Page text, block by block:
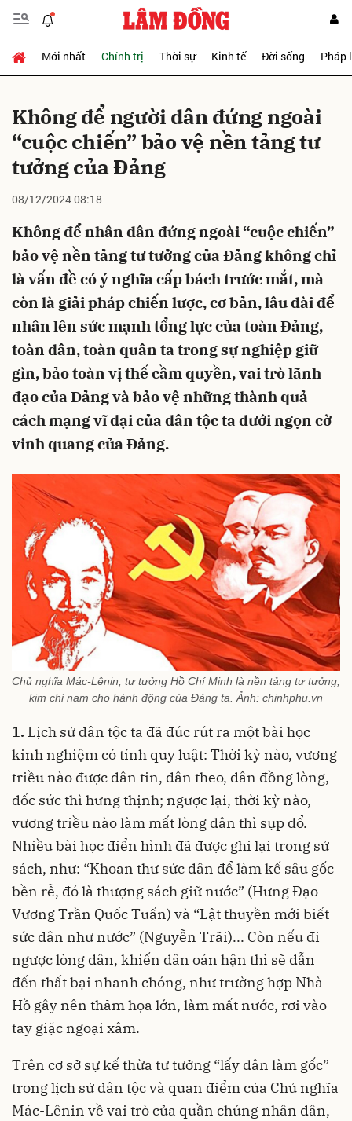
Mới nhất Chính trị Thời sự Kinh tế Đời sống Pháp
Không để người dân đứng ngoài
“cuộc chiến” bảo vệ nền tảng tư
tưởng của Đảng
08/12/2024 08:18
Không để nhân dân đứng ngoài “cuộc chiến”
bảo vệ nền tảng tư tưởng của Đảng không chỉ
là vấn đề có ý nghĩa cấp bách trước mắt, mà
còn là giải pháp chiến lược, cơ bản, lâu dài để
nhân lên sức mạnh tổng lực của toàn Đảng,
toàn dân, toàn quân ta trong sự nghiệp giữ
gìn, bảo toàn vị thế cầm quyền, vai trò lãnh
đạo của Đảng và bảo vệ những thành quả
cách mạng vĩ đại của dân tộc ta dưới ngọn cờ
vinh quang của Đảng.
Chủ nghĩa Mác-Lênin, tư tưởng Hồ Chí Minh là nền tảng tư tưởng,
kim chỉ nam cho hành động của Đảng ta. Ảnh: chinhphu.vn
1. Lịch sử dân tộc ta đã đúc rút ra một bài học
kinh nghiệm có tính quy luật: Thời kỳ nào, vương
triều nào được dân tin, dân theo, dân đồng lòng,
dốc sức thì hưng thịnh; ngược lại, thời kỳ nào,
vương triều nào làm mất lòng dân thì sụp đổ.
Nhiều bài học điển hình đã được ghi lại trong sử
sách, như: “Khoan thư sức dân để làm kế sâu gốc
bền rễ, đó là thượng sách giữ nước” (Hưng Đạo
Vương Trần Quốc Tuấn) và “Lật thuyền mới biết
sức dân như nước” (Nguyễn Trãi)... Còn nếu đi
ngược lòng dân, khiến dân oán hận thì sẽ dẫn
đến thất bại nhanh chóng, như trường hợp Nhà
Hồ gây nên thảm họa lớn, làm mất nước, rơi vào
tay giặc ngoại xâm.
Trên cơ sở sự kế thừa tư tưởng “lấy dân làm gốc”
trong lịch sử dân tộc và quan điểm của Chủ nghĩa
Mác-Lênin về vai trò của quần chúng nhân dân,
Gửi bình luận
Hủy Gửi